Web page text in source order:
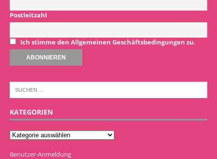
Postleitzahl
Ich stimme den Allgemeinen Geschäftsbedingungen zu.
KATEGORIEN
Benutzer-Anmeldung